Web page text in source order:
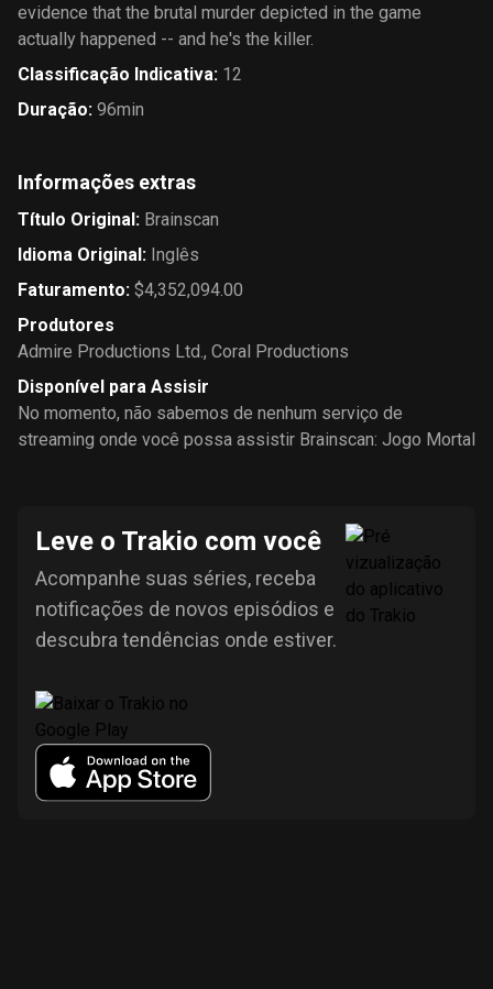
evidence that the brutal murder depicted in the game
actually happened -- and he's the killer.
Classificação Indicativa: 12
Duração: 96min
Informações extras
Título Original: Brainscan
Idioma Original: Inglês
Faturamento: $4,352,094.00
Produtores
Admire Productions Ltd., Coral Productions
Disponível para Assisir
No momento, não sabemos de nenhum serviço de
streaming onde você possa assistir Brainscan: Jogo Mortal
Leve o Trakio com você
Acompanhe suas séries, receba
notificações de novos episódios e
descubra tendências onde estiver.